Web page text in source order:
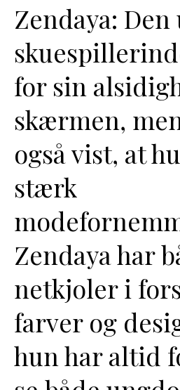
Zendaya: Den
for sin
skærmen,
også vist, at
stærk
Zendaya har
netkjoler i
farver og
hun har altid